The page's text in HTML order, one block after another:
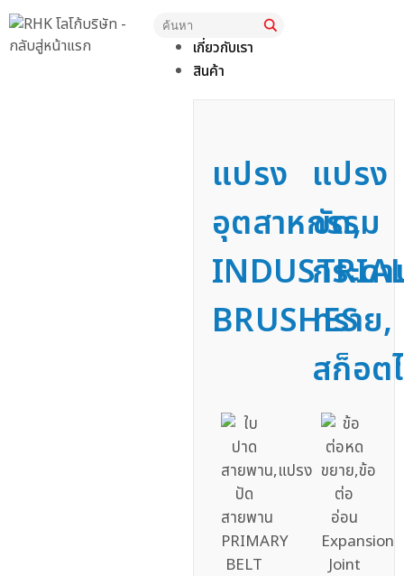
เกี่ยวกับเรา
สินค้า
แปรง
อุตสาหกรรม
BRUSHES
แปรง
ขัด,
กระด
ทราย,
สก็อต